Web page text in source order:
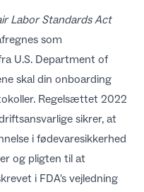
Labor Standards Act
som
U.S. Department of
skal din onboarding
Regelsættet 2022
sikrer, at
i fødevaresikkerhed
og pligten til at
i FDA's vejledning